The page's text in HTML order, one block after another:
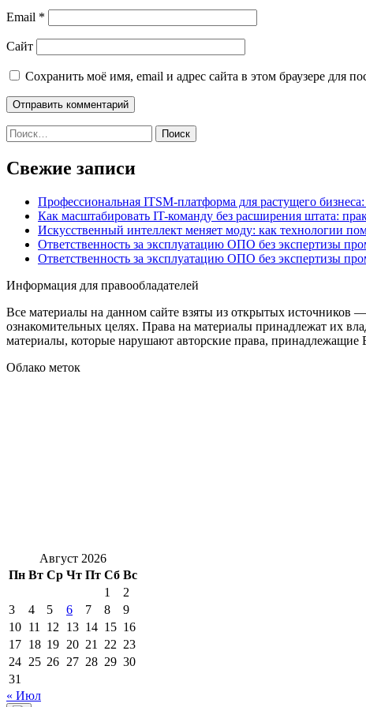
Email *
Сайт
Сохранить моё имя, email и адрес сайта в этом браузере для
Найти:
Свежие записи
Профессиональная ITSM-платформа для растущего
Как масштабировать IT-команду без расширения штата:
Искусственный интеллект меняет моду: как технологии
Ответственность за эксплуатацию ОПО без экспертизы
Ответственность за эксплуатацию ОПО без экспертизы
Информация для правообладателей
Все материалы на данном сайте взяты из открытых источников
ознакомительных целях. Права на материалы принадлежат их
материалы, которые нарушают авторские права,
Облако меток
Август 2026
Пн Вт Ср Чт Пт Сб Вс
1
2
3
4 5 6 7 8
9
10 11 12 13 14 15 16
17 18 19 20 21 22 23
24 25 26 27 28 29 30
31
« Июл